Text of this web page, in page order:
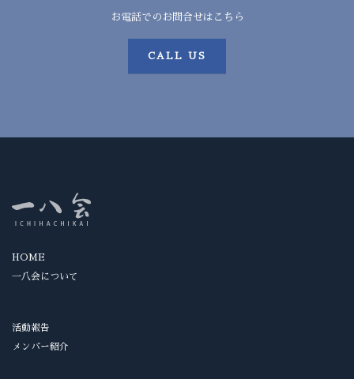
お電話でのお問合せはこちら
CALL US
HOME
一八会について
活動報告
メンバー紹介